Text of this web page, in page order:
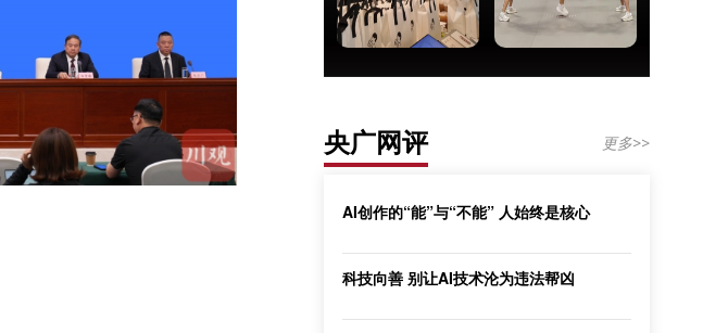
央广网评 更多>>
AI创作的“能”与“不能” 人始终是核心
科技向善 别让AI技术沦为违法帮凶